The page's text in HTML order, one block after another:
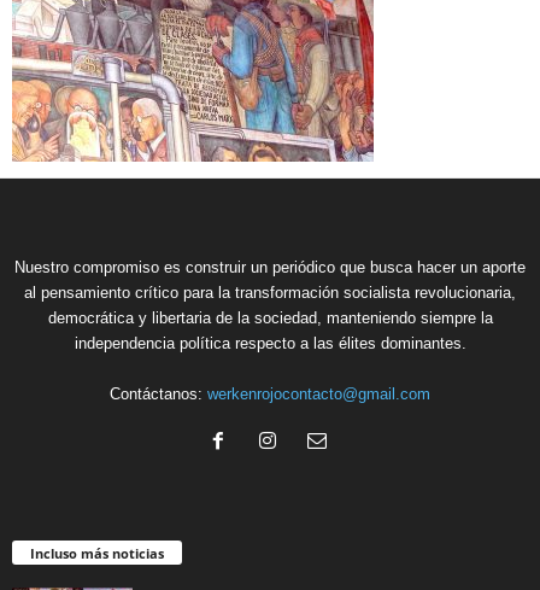
Nuestro compromiso es construir un periódico que busca hacer un aporte
al pensamiento crítico para la transformación socialista revolucionaria,
democrática y libertaria de la sociedad, manteniendo siempre la
independencia política respecto a las élites dominantes.
Contáctanos: werkenrojocontacto@gmail.com
Incluso más noticias